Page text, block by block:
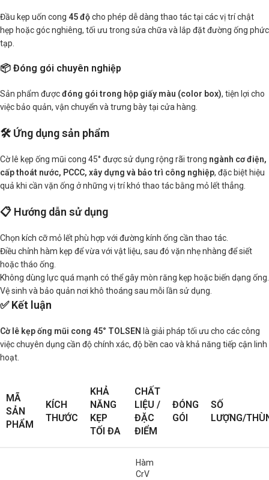
Đầu kẹp uốn cong 45 độcho phép dễ dàng thao tác tại các vị trí chật
hẹp hoặc góc nghiêng, tối ưu trong sửa chữa và lắp đặt đường ống phức
tạp.
📦 Đóng gói chuyên nghiệp
Sản phẩm đượcđóng gói trong hộp giấy màu (color box), tiện lợi cho
việc bảo quản, vận chuyển và trưng bày tại cửa hàng.
🛠️ Ứng dụng sản phẩm
Cờ lê kẹp ống mũi cong 45° được sử dụng rộng rãi trong ngành cơ điện,
cấp thoát nước, PCCC, xây dựng và bảo trì công nghiệp, đặc biệt hiệu
quả khi cần vặn ống ở những vị trí khó thao tác bằng mỏ lết thẳng.
📋 Hướng dẫn sử dụng
Chọn kích cỡ mỏ lết phù hợp với đường kính ống cần thao tác.
Điều chỉnh hàm kẹp để vừa với vật liệu, sau đó vặn nhẹ nhàng để siết
hoặc tháo ống.
Không dùng lực quá mạnh có thể gây mòn răng kẹp hoặc biến dạng ống.
Vệ sinh và bảo quản nơi khô thoáng sau mỗi lần sử dụng.
✅ Kết luận
Cờ lê kẹp ống mũi cong 45° TOLSEN là giải pháp tối ưu cho các công
việc chuyên dụng cần độ chính xác, độ bền cao và khả năng tiếp cận linh
hoạt.
MÃ
SẢN
PHẨM
KÍCH
THƯỚC
KHẢ
NĂNG
KẸP
TỐI ĐA
CHẤT
LIỆU /
ĐẶC
ĐIỂM
ĐÓNG
GÓI
SỐ
LƯỢNG/
Hàm
CrV